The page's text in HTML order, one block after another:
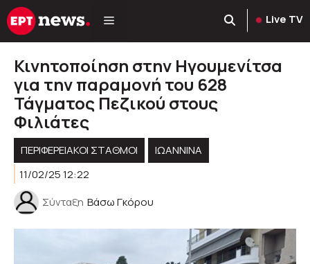
Μετάβαση
σε
Live TV
Κινητοποίηση στην Ηγουμενίτσα
για την παραμονή του 628
Τάγματος Πεζικού στους
Φιλιάτες
ΠΕΡΙΦΕΡΕΙΑΚΟΊ ΣΤΑΘΜΟΊ
ΙΩΑΝΝΙΝΑ
11/02/25 12:22
Σύνταξη Βάσω Γκόρου